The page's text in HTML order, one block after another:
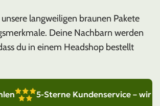
langweiligen braunen Pakete
Deine Nachbarn werden
du in einem Headshop bestellt
5-Sterne Kundenservice – wir sind